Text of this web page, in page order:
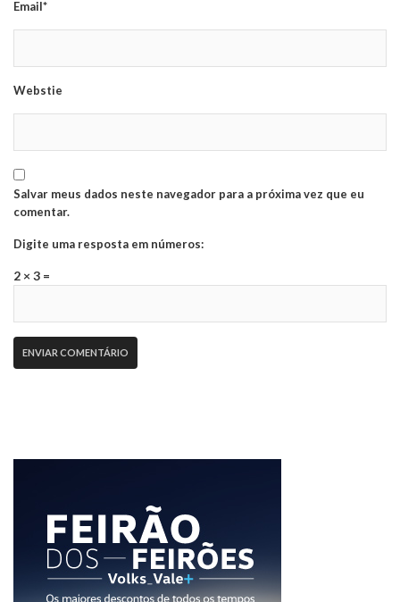
Email*
Webstie
Salvar meus dados neste navegador para a próxima vez que eu
comentar.
Digite uma resposta em números:
2 × 3 =